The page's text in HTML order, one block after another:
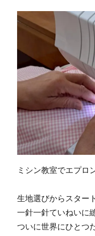
修
整
☆
賀
岡
垣
町
の
お
客
り
ご
頼
ミシン教室でエプロ
生地選びからスター
一針一針ていねいに
ついに世界にひとつ